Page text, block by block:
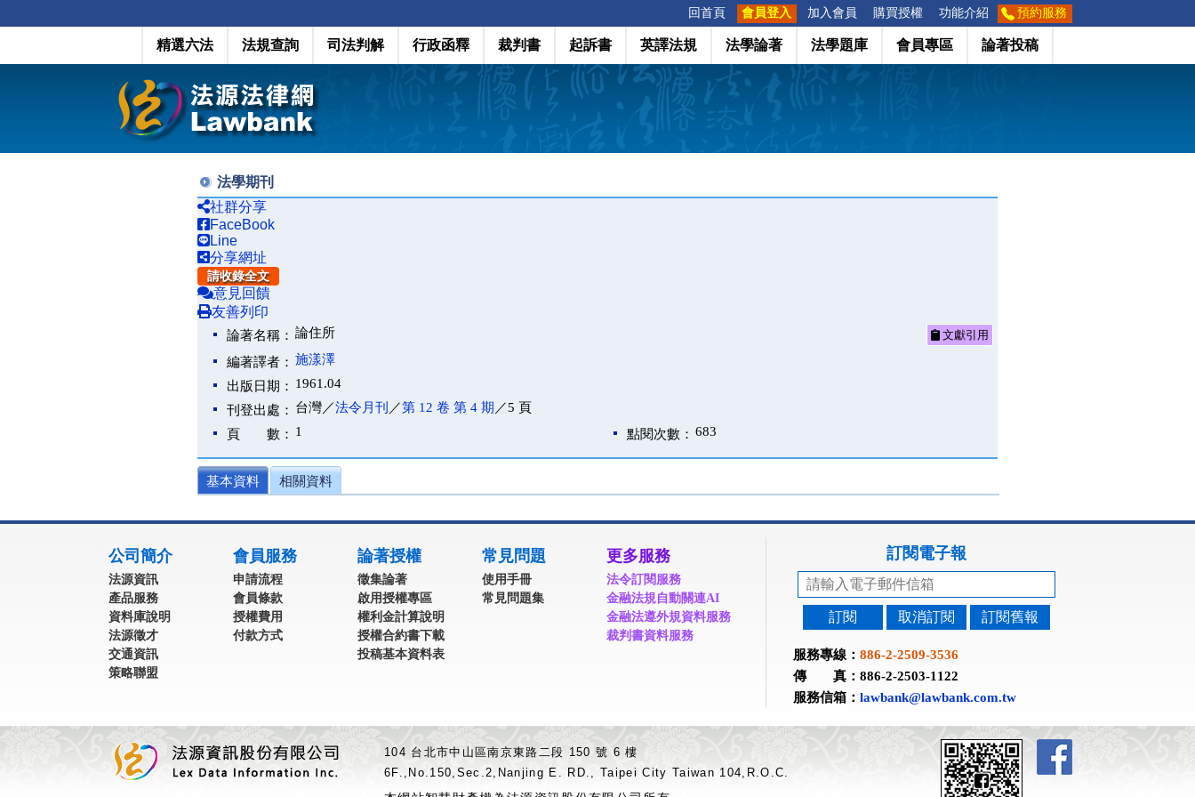
回首頁 會員登入 加入會員 購買授權 功能介紹 預約服務
精選六法 法規查詢 司法判解 行政函釋 裁判書 起訴書 英譯法規 法學論著 法學題庫 會員專區 論著投稿
法學期刊
社群分享
FaceBook
Line
分享網址
請收錄全文
意見回饋
友善列印
論著名稱： 論住所 文獻引用
編著譯者： 施漾澤
出版日期： 1961.04
刊登出處： 台灣／法令月刊 ／第 12 卷 第 4 期 ／5 頁
頁 數： 1 點閱次數： 683
基本資料 相關資料
公司簡介
法源資訊
產品服務
資料庫說明
法源徵才
交通資訊
策略聯盟
會員服務
申請流程
會員條款
授權費用
付款方式
論著授權
徵集論著
啟用授權專區
權利金計算說明
授權合約書下載
投稿基本資料表
常見問題
使用手冊
常見問題集
更多服務
法令訂閱服務
金融法規自動關連AI
金融法遵外規資料服務
裁判書資料服務
訂閱電子報
訂閱 取消訂閱 訂閱舊報
服務專線： 886-2-2509-3536
傳 真：886-2-2503-1122
服務信箱： lawbank@lawbank.com.tw
104 台北市中山區南京東路二段 150 號 6 樓
6F.,No.150,Sec.2,Nanjing E. RD., Taipei City Taiwan 104,R.O.C.